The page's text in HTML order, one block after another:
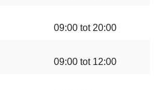
09:00 tot 20:00
09:00 tot 12:00